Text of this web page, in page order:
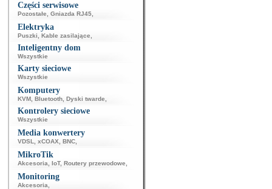
Części serwisowe
Pozostałe Gniazda RJ45
Elektryka
Puszki Kable zasilające
Inteligentny dom
Wszystkie
Karty sieciowe
Wszystkie
Komputery
KVM Bluetooth Dyski twarde
Kontrolery sieciowe
Wszystkie
Media konwertery
VDSL xCOAX BNC
MikroTik
Akcesoria IoT, Routery przewodowe
Monitoring
Akcesoria